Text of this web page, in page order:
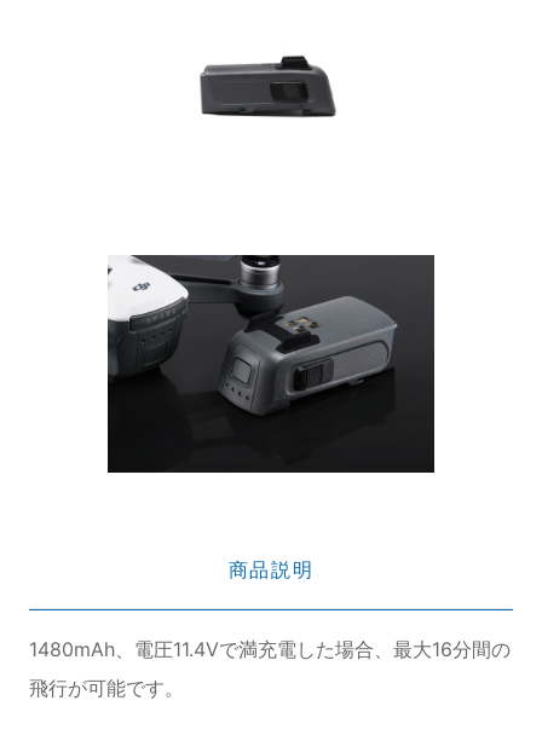
商品説明
1480mAh、電圧11.4Vで満充電した場合、最大16分間の
飛行が可能です。